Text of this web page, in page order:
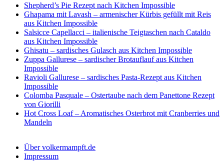
Shepherd’s Pie Rezept nach Kitchen Impossible
Ghapama mit Lavash – armenischer Kürbis gefüllt mit Reis
aus Kitchen Impossible
Salsicce Capellacci – italienische Teigtaschen nach Cataldo
aus Kitchen Impossible
Ghisatu – sardisches Gulasch aus Kitchen Impossible
Zuppa Gallurese – sardischer Brotauflauf aus Kitchen
Impossible
Ravioli Gallurese – sardisches Pasta-Rezept aus Kitchen
Impossible
Colomba Pasquale – Ostertaube nach dem Panettone Rezept
von Giorilli
Hot Cross Loaf – Aromatisches Osterbrot mit Cranberries und
Mandeln
Über volkermampft.de
Impressum